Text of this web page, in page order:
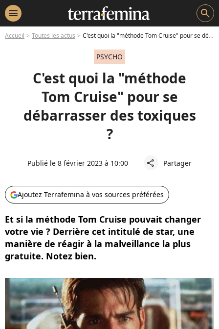
menu search
Accueil Toutes les actus C'est quoi la "méthode Tom Cruise" pour se débarrasser des toxiques ?
PSYCHO
C'est quoi la "méthode
Tom Cruise" pour se
débarrasser des toxiques
?
Publié le 8 février 2023 à 10:00 share Partager
Ajoutez Terrafemina à vos sources préférées
Et si la méthode Tom Cruise pouvait changer
votre vie ? Derrière cet intitulé de star, une
manière de réagir à la malveillance la plus
gratuite. Notez bien.